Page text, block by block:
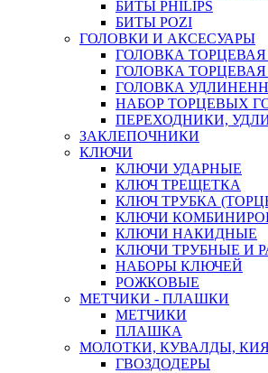
БИТЫ PHILIPS
БИТЫ POZI
ГОЛОВКИ И АКСЕСУАРЫ
ГОЛОВКА ТОРЦЕВАЯ
ГОЛОВКА ТОРЦЕВАЯ
ГОЛОВКА
НАБОР ТОРЦЕВЫХ
ПЕРЕХОДНИКИ,
ЗАКЛЕПОЧНИКИ
КЛЮЧИ
КЛЮЧИ УДАРНЫЕ
КЛЮЧ ТРЕЩЕТКА
КЛЮЧ ТРУБКА
КЛЮЧИ
КЛЮЧИ НАКИДНЫЕ
КЛЮЧИ ТРУБНЫЕ И
НАБОРЫ КЛЮЧЕЙ
РОЖКОВЫЕ
МЕТЧИКИ - ПЛАШКИ
МЕТЧИКИ
ПЛАШКА
МОЛОТКИ, КУВАЛДЫ,
ГВОЗДОДЕРЫ